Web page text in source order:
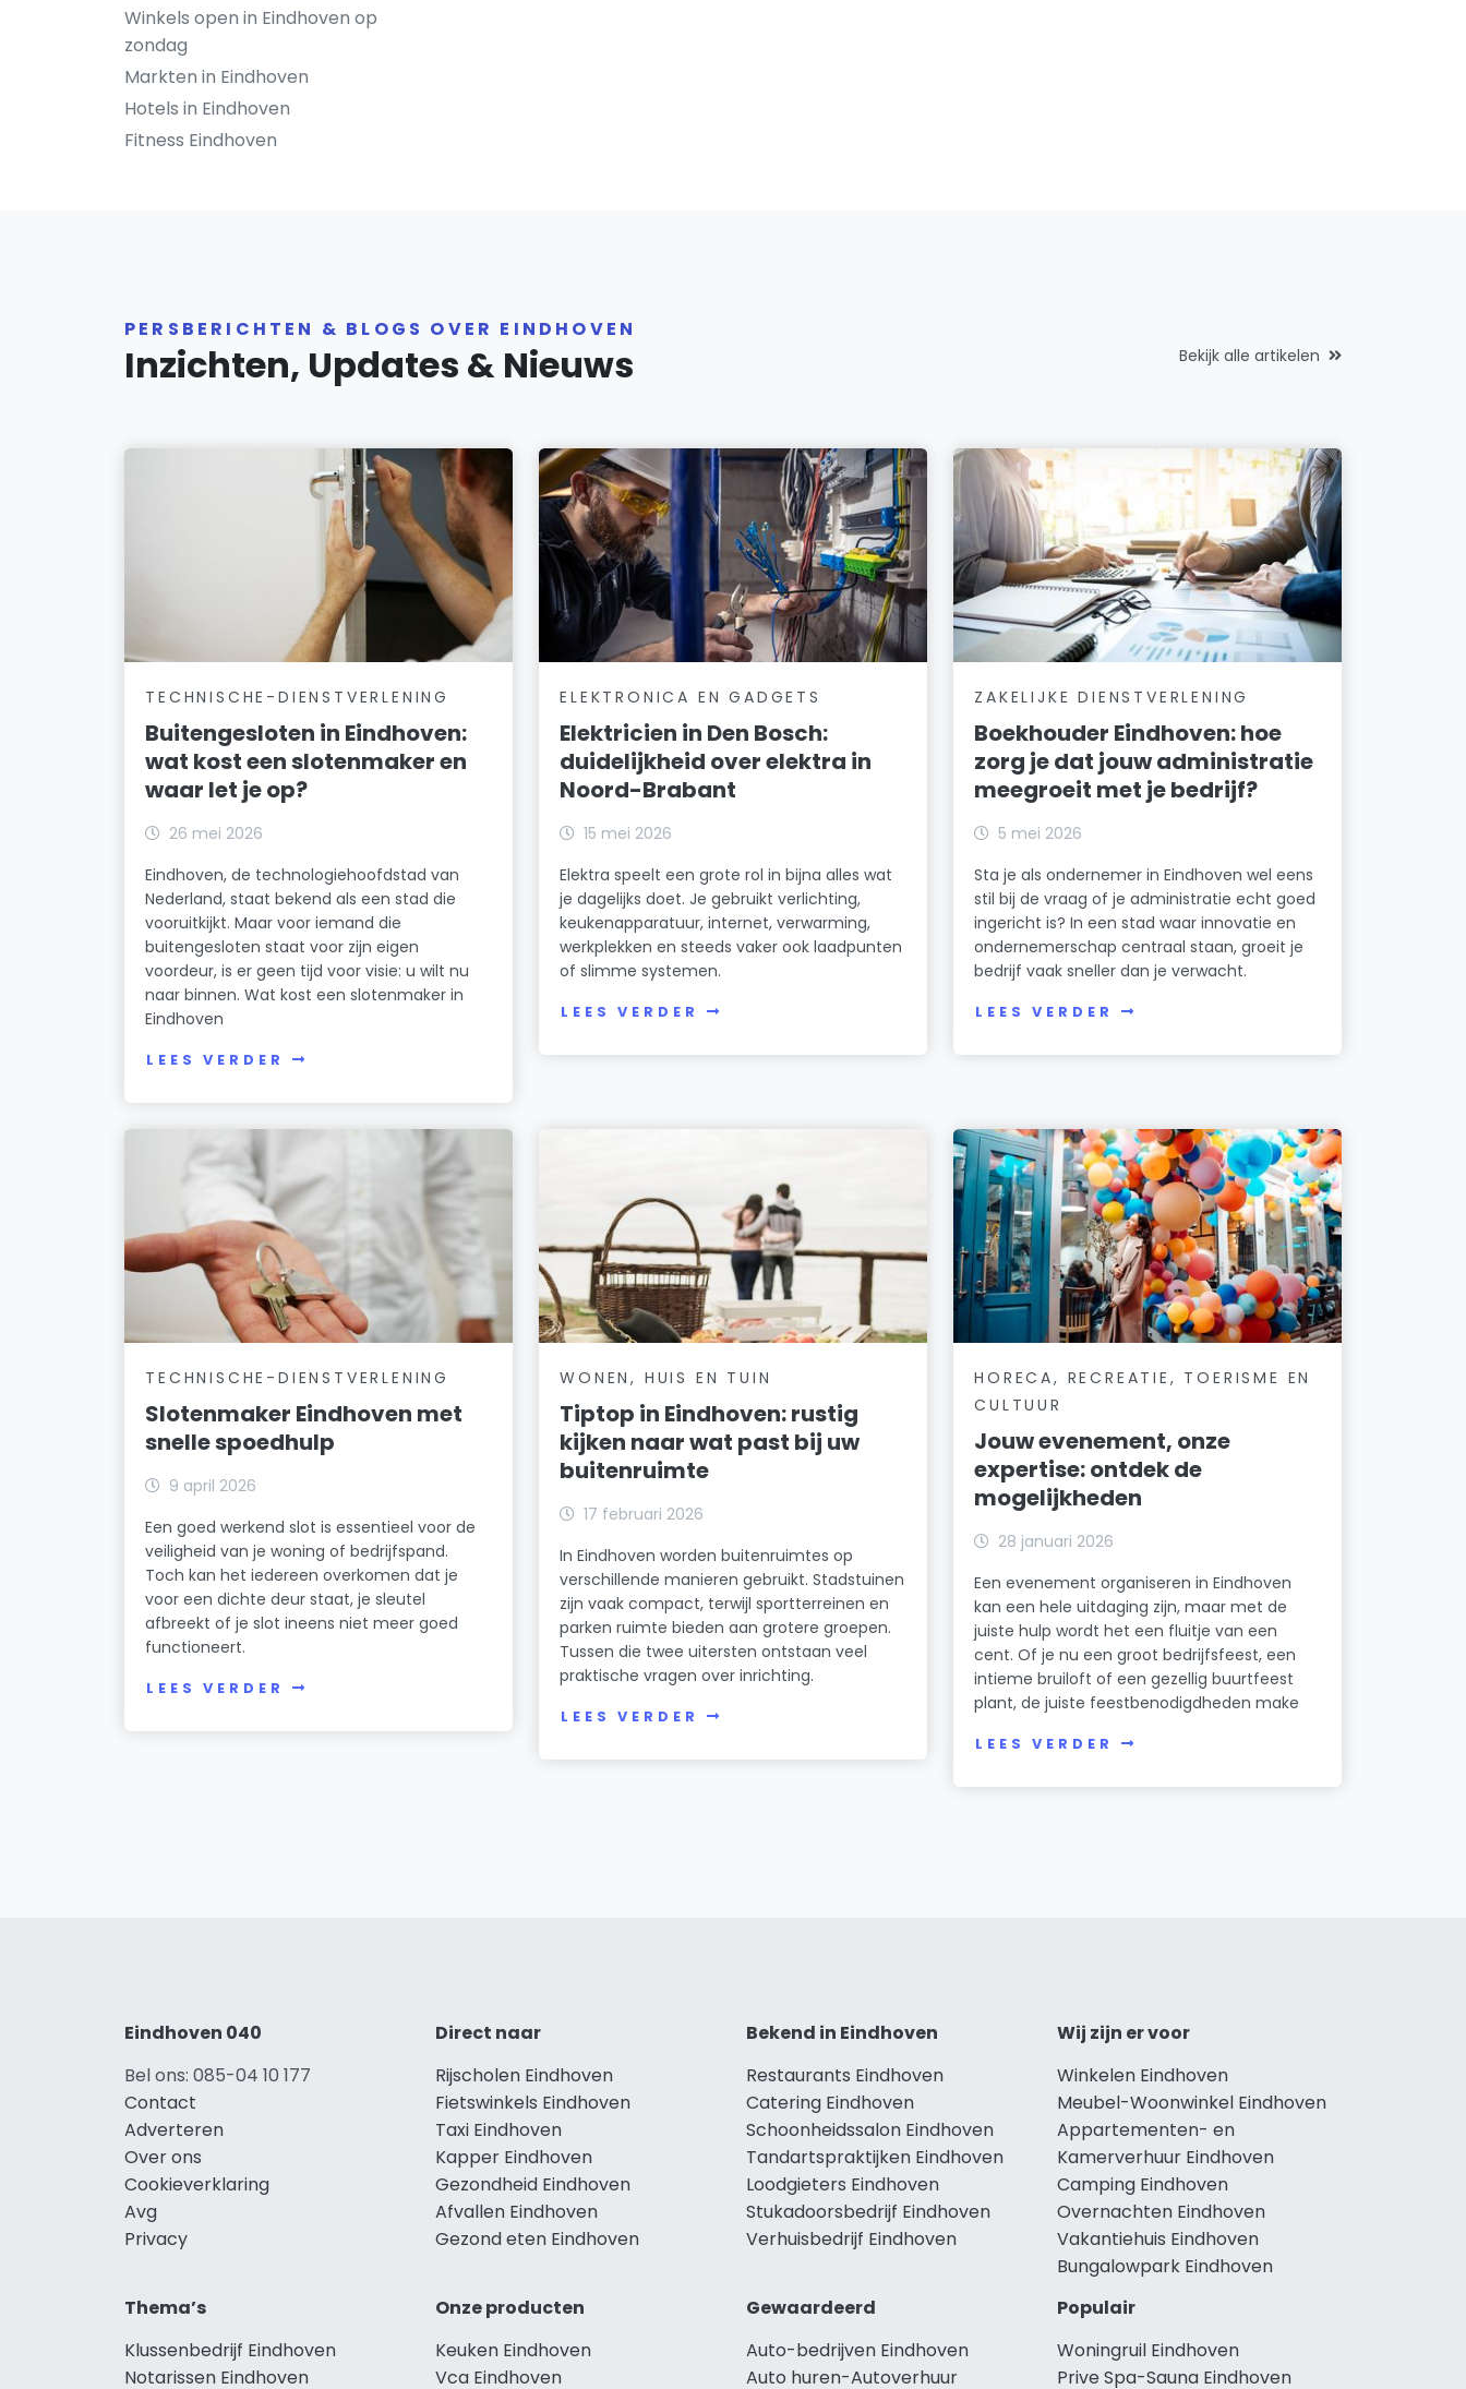
Winkels open in Eindhoven op
zondag
Markten in Eindhoven
Hotels in Eindhoven
Fitness Eindhoven
PERSBERICHTEN & BLOGS OVER EINDHOVEN
Inzichten, Updates & Nieuws Bekijk alle artikelen
TECHNISCHE-DIENSTVERLENING
Buitengesloten in Eindhoven:
wat kost een slotenmaker en
waar let je op?
26 mei 2026
Eindhoven, de technologiehoofdstad van
Nederland, staat bekend als een stad die
vooruitkijkt. Maar voor iemand die
buitengesloten staat voor zijn eigen
voordeur, is er geen tijd voor visie: u wilt nu
naar binnen. Wat kost een slotenmaker in
Eindhoven
LEES VERDER
ELEKTRONICA EN GADGETS
Elektricien in Den Bosch:
duidelijkheid over elektra in
Noord-Brabant
15 mei 2026
Elektra speelt een grote rol in bijna alles wat
je dagelijks doet. Je gebruikt verlichting,
keukenapparatuur, internet, verwarming,
werkplekken en steeds vaker ook laadpunten
of slimme systemen.
LEES VERDER
ZAKELIJKE DIENSTVERLENING
Boekhouder Eindhoven: hoe
zorg je dat jouw administratie
meegroeit met je bedrijf?
5 mei 2026
Sta je als ondernemer in Eindhoven wel eens
stil bij de vraag of je administratie echt goed
ingericht is? In een stad waar innovatie en
ondernemerschap centraal staan, groeit je
bedrijf vaak sneller dan je verwacht.
LEES VERDER
TECHNISCHE-DIENSTVERLENING
Slotenmaker Eindhoven met
snelle spoedhulp
9 april 2026
Een goed werkend slot is essentieel voor de
veiligheid van je woning of bedrijfspand.
Toch kan het iedereen overkomen dat je
voor een dichte deur staat, je sleutel
afbreekt of je slot ineens niet meer goed
functioneert.
LEES VERDER
WONEN, HUIS EN TUIN
Tiptop in Eindhoven: rustig
kijken naar wat past bij uw
buitenruimte
17 februari 2026
In Eindhoven worden buitenruimtes op
verschillende manieren gebruikt. Stadstuinen
zijn vaak compact, terwijl sportterreinen en
parken ruimte bieden aan grotere groepen.
Tussen die twee uitersten ontstaan veel
praktische vragen over inrichting.
LEES VERDER
HORECA, RECREATIE, TOERISME EN
CULTUUR
Jouw evenement, onze
expertise: ontdek de
mogelijkheden
28 januari 2026
Een evenement organiseren in Eindhoven
kan een hele uitdaging zijn, maar met de
juiste hulp wordt het een fluitje van een
cent. Of je nu een groot bedrijfsfeest, een
intieme bruiloft of een gezellig buurtfeest
plant, de juiste feestbenodigdheden make
LEES VERDER
Eindhoven 040
Bel ons: 085-04 10 177
Contact
Adverteren
Over ons
Cookieverklaring
Avg
Privacy
Direct naar
Rijscholen Eindhoven
Fietswinkels Eindhoven
Taxi Eindhoven
Kapper Eindhoven
Gezondheid Eindhoven
Afvallen Eindhoven
Gezond eten Eindhoven
Bekend in Eindhoven
Restaurants Eindhoven
Catering Eindhoven
Schoonheidssalon Eindhoven
Tandartspraktijken Eindhoven
Loodgieters Eindhoven
Stukadoorsbedrijf Eindhoven
Verhuisbedrijf Eindhoven
Wij zijn er voor
Winkelen Eindhoven
Meubel-Woonwinkel Eindhoven
Appartementen- en
Kamerverhuur Eindhoven
Camping Eindhoven
Overnachten Eindhoven
Vakantiehuis Eindhoven
Bungalowpark Eindhoven
Thema’s
Klussenbedrijf Eindhoven
Notarissen Eindhoven
Onze producten
Keuken Eindhoven
Vca Eindhoven
Gewaardeerd
Auto-bedrijven Eindhoven
Auto huren-Autoverhuur
Populair
Woningruil Eindhoven
Prive Spa-Sauna Eindhoven